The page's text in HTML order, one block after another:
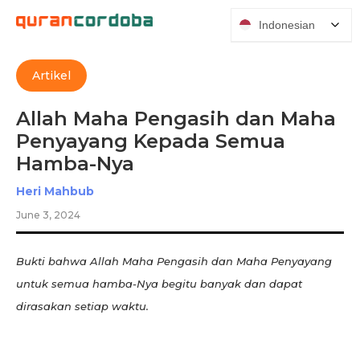
Artikel
Allah Maha Pengasih dan Maha
Penyayang Kepada Semua
Hamba-Nya
Heri Mahbub
June 3, 2024
Bukti bahwa Allah Maha Pengasih dan Maha Penyayang
untuk semua hamba-Nya begitu banyak dan dapat
dirasakan setiap waktu.
Indonesian